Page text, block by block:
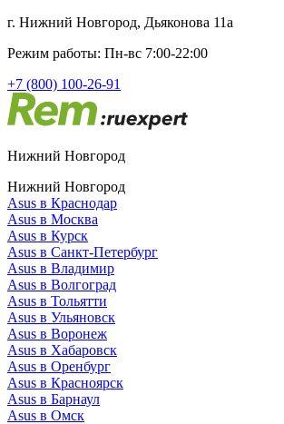
г. Нижний Новгород, Дьяконова 11а
Режим работы: Пн-вс 7:00-22:00
+7 (800) 100-26-91
Нижний Новгород
Нижний Новгород
Asus в Краснодар
Asus в Москва
Asus в Курск
Asus в Санкт-Петербург
Asus в Владимир
Asus в Волгоград
Asus в Тольятти
Asus в Ульяновск
Asus в Воронеж
Asus в Хабаровск
Asus в Оренбург
Asus в Красноярск
Asus в Барнаул
Asus в Омск